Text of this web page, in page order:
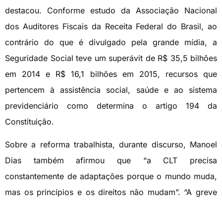
destacou. Conforme estudo da Associação Nacional
dos Auditores Fiscais da Receita Federal do Brasil, ao
contrário do que é divulgado pela grande mídia, a
Seguridade Social teve um superávit de R$ 35,5 bilhões
em 2014 e R$ 16,1 bilhões em 2015, recursos que
pertencem à assistência social, saúde e ao sistema
previdenciário como determina o artigo 194 da
Constituição.
Sobre a reforma trabalhista, durante discurso, Manoel
Dias também afirmou que “a CLT precisa
constantemente de adaptações porque o mundo muda,
mas os princípios e os direitos não mudam”. “A greve